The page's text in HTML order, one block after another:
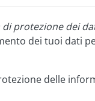
di protezione dei
dei tuoi dati
delle